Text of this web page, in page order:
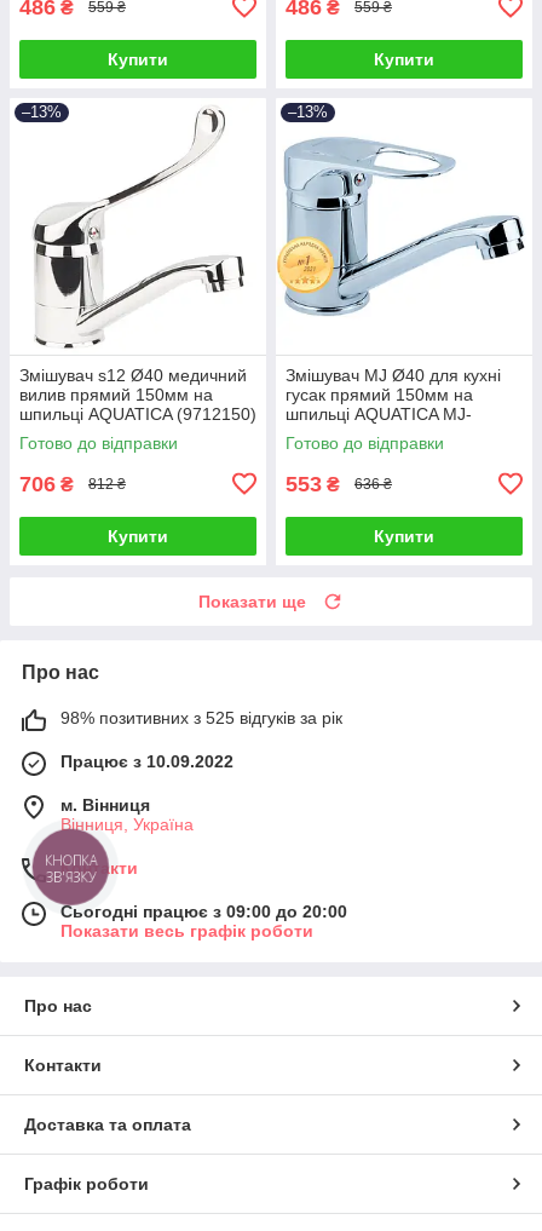
486 ₴ 559 ₴
Купити
486 ₴ 559 ₴
Купити
–13%
Змішувач s12 Ø40 медичний
вилив прямий 150мм на
шпильці AQUATICA (9712150)
Готово до відправки
706 ₴ 812 ₴
Купити
–13%
Змішувач MJ Ø40 для кухні
гусак прямий 150мм на
шпильці AQUATICA MJ-
2B129C (9744120)
Готово до відправки
553 ₴ 636 ₴
Купити
Показати ще
Про нас
98% позитивних з 525 відгуків за рік
Працює з 10.09.2022
м. Вінниця
Вінниця, Україна
Контакти
Сьогодні працює з 09:00 до 20:00
Показати весь графік роботи
Про нас
Контакти
Доставка та оплата
Графік роботи
КНОПКА
ЗВ'ЯЗКУ